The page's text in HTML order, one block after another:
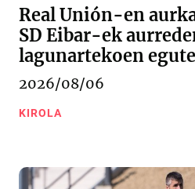
Real Unión-en
SD Eibar-ek
lagunartekoen
2026/08/06
KIROLA